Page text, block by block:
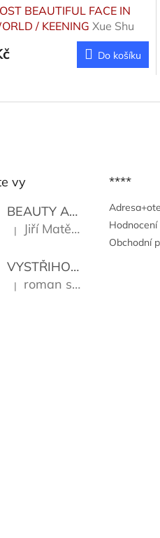
BEAUTIFUL FACE IN
/ KEENING Xue Shu
Do košíku
vy
BEAUTY AND THE BEAT
Hodnocení produktu je 5 z 5
| Jiří Matějů
VYSTŘIHOVÁNKY - PRAŽSKÉ PAMÁTKY
Hodnocení produktu je 5 z 5
| roman sekanina
****
Hodnocení
Obchodní